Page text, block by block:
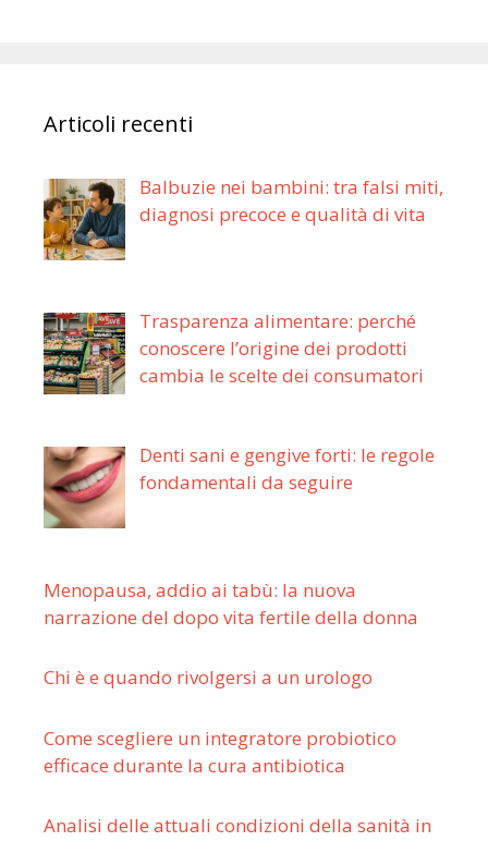
Articoli recenti
Balbuzie nei bambini: tra falsi miti,
diagnosi precoce e qualità di vita
Trasparenza alimentare: perché
conoscere l’origine dei prodotti
cambia le scelte dei consumatori
Denti sani e gengive forti: le regole
fondamentali da seguire
Menopausa, addio ai tabù: la nuova
narrazione del dopo vita fertile della donna
Chi è e quando rivolgersi a un urologo
Come scegliere un integratore probiotico
efficace durante la cura antibiotica
Analisi delle attuali condizioni della sanità in